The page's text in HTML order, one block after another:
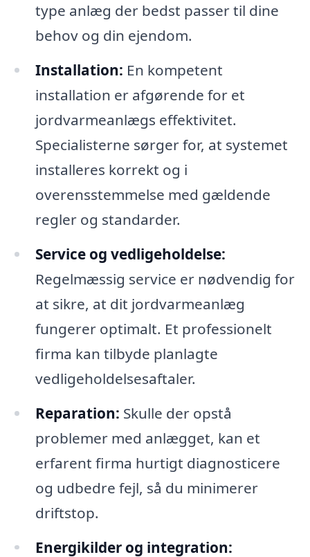
type anlæg der bedst passer til dine
behov og din ejendom.
Installation: En kompetent
installation er afgørende for et
jordvarmeanlægs effektivitet.
Specialisterne sørger for, at systemet
installeres korrekt og i
overensstemmelse med gældende
regler og standarder.
Service og vedligeholdelse:
Regelmæssig service er nødvendig for
at sikre, at dit jordvarmeanlæg
fungerer optimalt. Et professionelt
firma kan tilbyde planlagte
vedligeholdelsesaftaler.
Reparation: Skulle der opstå
problemer med anlægget, kan et
erfarent firma hurtigt diagnosticere
og udbedre fejl, så du minimerer
driftstop.
Energikilder og integration: